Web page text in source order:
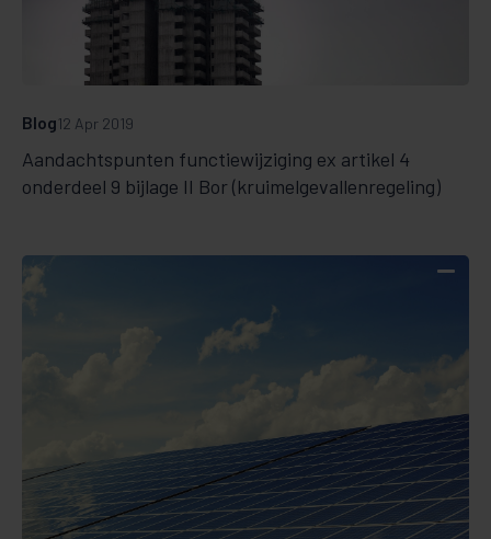
Aandachtspunten functiewijziging ex artikel 4
onderdeel 9 bijlage II Bor (kruimelgevallenregeling)
Blog12 Apr 2019